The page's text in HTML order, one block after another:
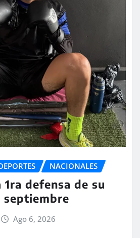
NACIONALES
defensa de su
Ago 6, 2026